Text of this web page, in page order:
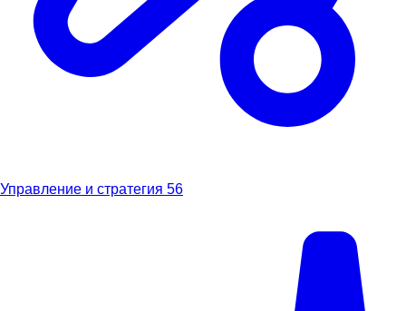
Управление и стратегия 56